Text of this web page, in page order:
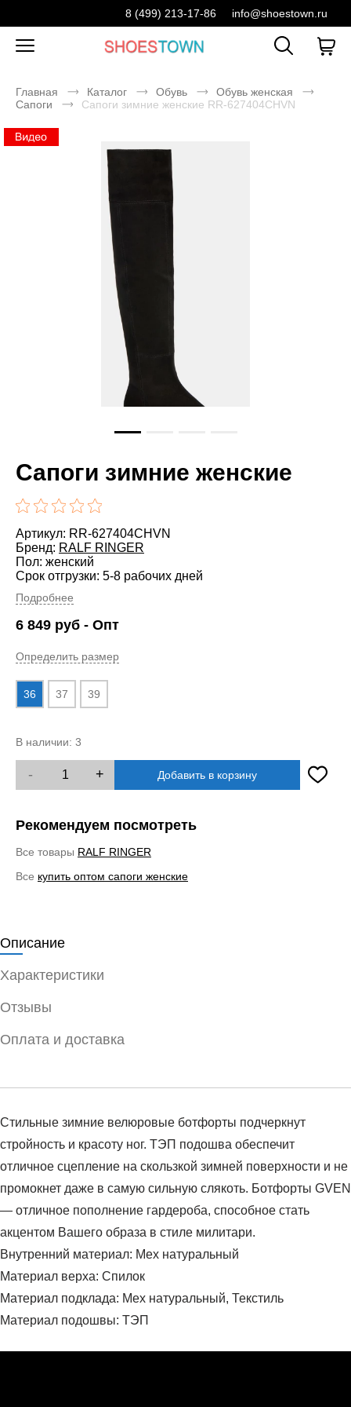
8 (499) 213-17-86 info@shoestown.ru
Главная Каталог Обувь
Обувь женская
Сапоги
Сапоги зимние женские RR-627404CHVN
Сапоги зимние женские
Артикул: RR-627404CHVN
Бренд: RALF RINGER
Пол: женский
Срок отгрузки: 5-8 рабочих дней
Подробнее
6 849 руб - Опт
Определить размер
36 37 39
В наличии: 3
- + Добавить в корзину
Рекомендуем посмотреть
Все товары RALF RINGER
Все купить оптом сапоги женские
Описание
Характеристики
Отзывы
Оплата и доставка
Стильные зимние велюровые ботфорты подчеркнут
стройность и красоту ног. ТЭП подошва обеспечит
отличное сцепление на скользкой зимней поверхности и не
промокнет даже в самую сильную слякоть. Ботфорты GVEN
— отличное пополнение гардероба, способное стать
акцентом Вашего образа в стиле милитари.
Внутренний материал: Мех натуральный
Материал верха: Спилок
Материал подклада: Мех натуральный, Текстиль
Материал подошвы: ТЭП